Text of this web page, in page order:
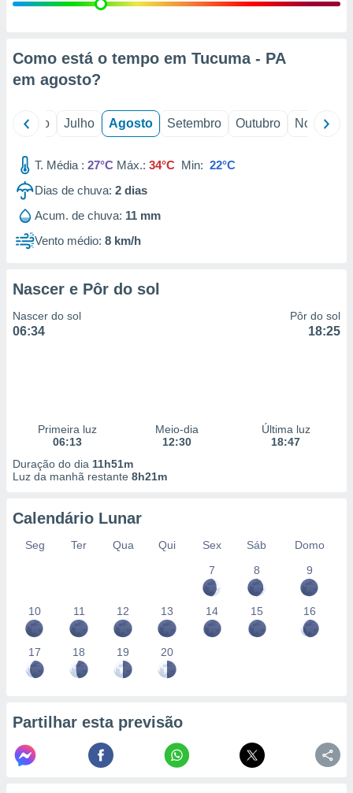
estudos
1199
Como está o tempo em Tucuma - PA
em agosto?
Junho Julho Agosto Setembro Outubro Novembro
T. Média : 27°C Máx.: 34°C Min: 22°C
Dias de chuva: 2 dias
Acum. de chuva: 11 mm
Vento médio: 8 km/h
Nascer e Pôr do sol
Nascer do sol
06:34
Pôr do sol
18:25
Primeira luz
06:13
Meio-dia
12:30
Última luz
18:47
Duração do dia 11h51m
Luz da manhã restante 8h21m
Calendário Lunar
Seg Ter Qua Qui Sex Sáb
Domo
7
8 9
10 11 12 13 14 15 16
17 18 19 20
Partilhar esta previsão